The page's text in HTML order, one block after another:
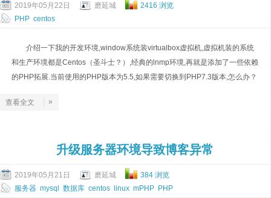
2019年05月22日 磨延城
2416 浏览
PHP centos
介绍一下我的开发环境,window系统装virtualbox虚拟机,虚拟机装的系统
和生产环境都是Centos（圣斗士？）,经典的lnmp环境,再就是添加了一些依赖
的PHP拓展.当前使用的PHP版本为5.5,如果需要切换到PHP7.3版本,怎么办？
查看全文 »
升级服务器环境导致博客异常
2019年05月21日 磨延城
384 浏览
服务器 mysql 数据库 centos linux mPHP PHP